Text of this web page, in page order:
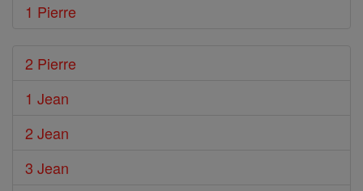
1 Pierre
2 Pierre
1 Jean
2 Jean
3 Jean